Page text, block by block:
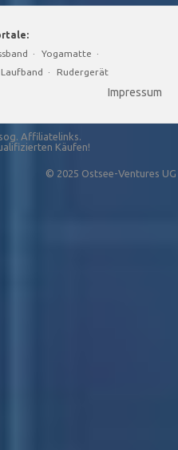
· Yogamatte ·
Laufband · Rudergerät
Impressum
Affiliatelinks.
Käufen!
© 2025 Ostsee-Ventures UG